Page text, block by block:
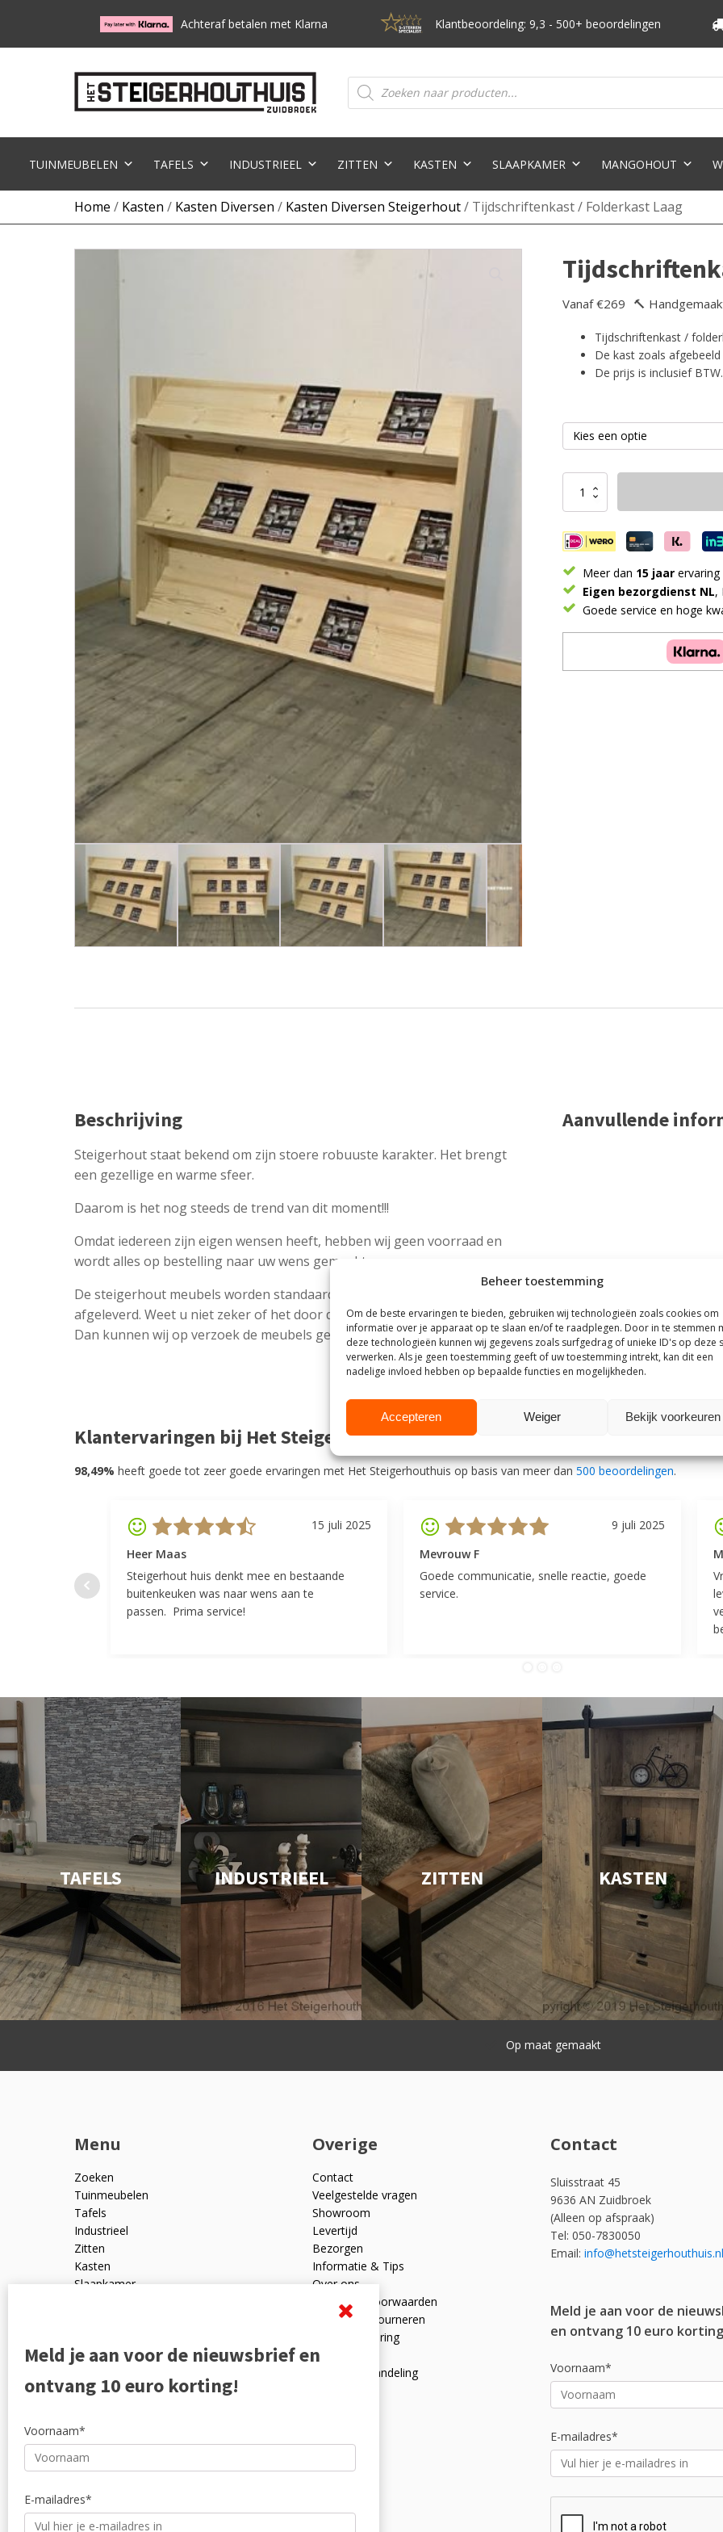
Beheer toestemming
Om de beste ervaringen te bieden, gebruiken wij technologieën zoals cookies om
informatie over je apparaat op te slaan en/of te raadplegen. Door in te stemmen
deze technologieën kunnen wij gegevens zoals surfgedrag of unieke ID's op deze
verwerken. Als je geen toestemming geeft of uw toestemming intrekt, kan dit een
nadelige invloed hebben op bepaalde functies en mogelijkheden.
Accepteren Weiger Bekijk voorkeuren
Achteraf betalen met Klarna Klantbeoordeling: 9,3 - 500+ beoordelingen
Producten
zoeken
TUINMEUBELEN TAFELS INDUSTRIEEL ZITTEN KASTEN SLAAPKAMER MANGOHOUT
Home / Kasten / Kasten Diversen / Kasten Diversen Steigerhout/ Tijdschriftenkast / Folderkast Laag
Vanaf €269 🔨
Tijdschriftenkast /
De kast zoals
De prijs is inclusief BTW.
Tijdschriftenkast
Laag
aantal
Meer dan 15 jaar ervaring
Eigen bezorgdienst NL,
Goede service en hoge
Beschrijving
Steigerhout staat bekend om zijn stoere robuuste karakter. Het brengt
een gezellige en warme sfeer.
Daarom is het nog steeds de trend van dit moment!!!
Omdat iedereen zijn eigen wensen heeft, hebben wij geen voorraad en
wordt alles op bestelling naar uw wens gemaakt.
De steigerhout meubels worden standaard compleet gemonteerd
afgeleverd. Weet u niet zeker of het door de deur of tuinopening past?
Dan kunnen wij op verzoek de meubels gedemonteerd afleveren.
Aanvullende
Klantervaringen bij Het Steigerhouthuis
98,49% heeft goede tot zeer goede ervaringen met Het Steigerhouthuis op basis van meer dan 500 beoordelingen.
15 juli 2025
Heer Maas
Steigerhout huis denkt mee en bestaande
buitenkeuken was naar wens aan te
passen. Prima service!
9 juli 2025
Mevrouw F
Goede communicatie, snelle reactie, goede
service.
TAFELS INDUSTRIEEL ZITTEN KASTEN
Snelle levering
Menu
Zoeken
Tuinmeubelen
Tafels
Industrieel
Zitten
Kasten
Slaapkamer
Outlet
Overige
Contact
Veelgestelde vragen
Showroom
Levertijd
Bezorgen
Informatie & Tips
Over ons
Algemene voorwaarden
Ruilen en retourneren
Privacyverklaring
Reviewpolicy
Klachtenafhandeling
Contact
Sluisstraat 45
9636 AN Zuidbroek
(Alleen op afspraak)
Tel: 050-7830050
Email: info@hetsteigerhouthuis.nl
Meld je aan voor de
en ontvang 10 euro
Voornaam*
E-mailadres*
Meld je aan voor de nieuwsbrief en
ontvang 10 euro korting!
Voornaam*
E-mailadres*